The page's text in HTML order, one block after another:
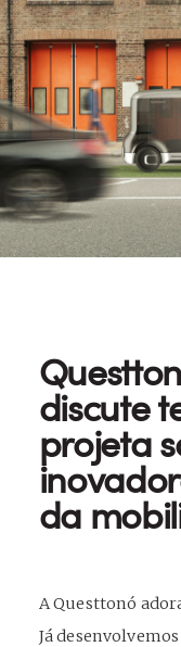
discute
projeta
da
A Questtonó
Já